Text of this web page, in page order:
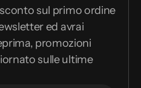
sul primo ordine
ed avrai
promozioni
sulle ultime